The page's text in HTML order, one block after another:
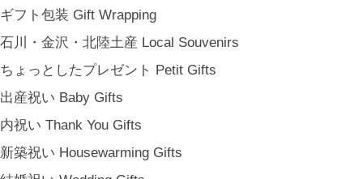
ギフト包装 Gift Wrapping
石川・金沢・北陸土産 Local Souvenirs
ちょっとしたプレゼント Petit Gifts
出産祝い Baby Gifts
内祝い Thank You Gifts
新築祝い Housewarming Gifts